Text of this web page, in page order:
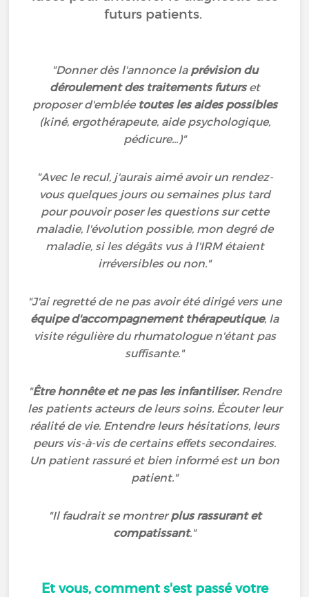
futurs patients.
"Donner dès l'annonce la prévision du
déroulement des traitements futurset
proposer d'embléetoutes les aides possibles
(kiné, ergothérapeute, aide psychologique,
pédicure...)"
"Avec le recul, j'aurais aimé avoir un rendez-
vous quelques jours ou semaines plus tard
pour pouvoir poser les questions sur cette
maladie, l'évolution possible, mon degré de
maladie, si les dégâts vus à l'IRM étaient
irréversibles ou non."
"J'ai regretté de ne pas avoir été dirigé vers une
équipe d'accompagnement thérapeutique, la
visite régulière du rhumatologue n'étant pas
suffisante."
"Être honnête et ne pas les infantiliser.Rendre
les patients acteurs de leurs soins. Écouter leur
réalité de vie. Entendre leurs hésitations, leurs
peurs vis-à-vis de certains effets secondaires.
Un patient rassuré et bien informé est un bon
patient."
"Il faudrait se montrerplus rassurant et
compatissant."
Et vous, comment s'est passé votre